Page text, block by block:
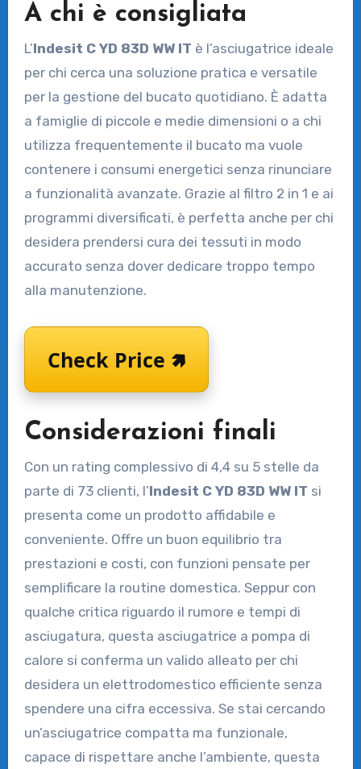
A chi è consigliata
L’Indesit C YD 83D WW IT è l’asciugatrice ideale
per chi cerca una soluzione pratica e versatile
per la gestione del bucato quotidiano. È adatta
a famiglie di piccole e medie dimensioni o a chi
utilizza frequentemente il bucato ma vuole
contenere i consumi energetici senza rinunciare
a funzionalità avanzate. Grazie al filtro 2 in 1 e ai
programmi diversificati, è perfetta anche per chi
desidera prendersi cura dei tessuti in modo
accurato senza dover dedicare troppo tempo
alla manutenzione.
Check Price 🢅
Considerazioni finali
Con un rating complessivo di 4,4 su 5 stelle da
parte di 73 clienti, l’Indesit C YD 83D WW IT si
presenta come un prodotto affidabile e
conveniente. Offre un buon equilibrio tra
prestazioni e costi, con funzioni pensate per
semplificare la routine domestica. Seppur con
qualche critica riguardo il rumore e tempi di
asciugatura, questa asciugatrice a pompa di
calore si conferma un valido alleato per chi
desidera un elettrodomestico efficiente senza
spendere una cifra eccessiva. Se stai cercando
un’asciugatrice compatta ma funzionale,
capace di rispettare anche l’ambiente, questa